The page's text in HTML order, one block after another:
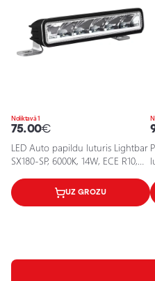
Noliktavā 1
75.00€
LED Auto papildu luturis Lightbar
SX180-SP, 6000K, 14W, ECE R10,
UZ GROZU